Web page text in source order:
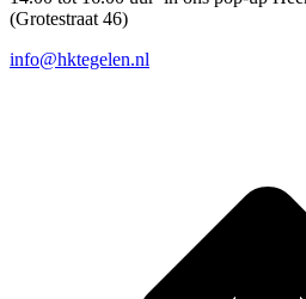
(Grotestraat 46)
info@hktegelen.nl